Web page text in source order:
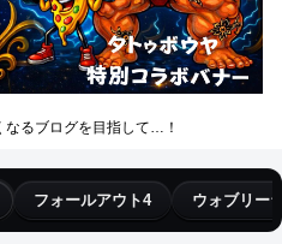
なるブログを目指して…！
フォールアウト4 ウォブリー